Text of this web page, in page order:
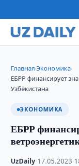
Главная›Экономика›
ЕБРР финансирует
Узбекистана
ЭКОНОМИКА
ЕБРР
UzDaily 17.05.2023